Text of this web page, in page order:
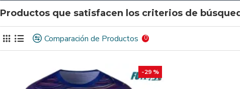
Productos que satisfacen los criterios de
Comparación de Productos 0
-29 %